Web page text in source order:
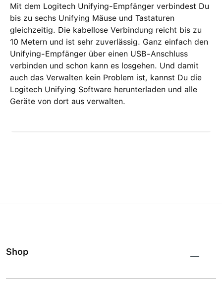
Mit dem Logitech Unifying-Empfänger verbindest Du
bis zu sechs Unifying Mäuse und Tastaturen
gleichzeitig. Die kabellose Verbindung reicht bis zu
10 Metern und ist sehr zuverlässig. Ganz einfach den
Unifying-Empfänger über einen USB-Anschluss
verbinden und schon kann es losgehen. Und damit
auch das Verwalten kein Problem ist, kannst Du die
Logitech Unifying Software herunterladen und alle
Geräte von dort aus verwalten.
Shop